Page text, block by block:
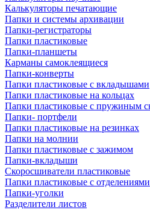
Калькуляторы печатающие
Папки и системы архивации
Папки-регистраторы
Папки пластиковые
Папки-планшеты
Карманы самоклеящиеся
Папки-конверты
Папки пластиковые с вкладышами
Папки пластиковые на кольцах
Папки пластиковые с пружиным
Папки- портфели
Папки пластиковые на резинках
Папки на молнии
Папки пластиковые с зажимом
Папки-вкладыши
Скоросшиватели пластиковые
Папки пластиковые с отделениями
Папки-уголки
Разделители листов